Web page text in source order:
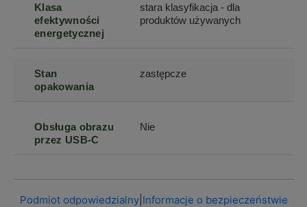
Klasa
efektywności
energetycznej
stara klasyfikacja - dla
produktów używanych
Stan
opakowania
zastępcze
Obsługa obrazu
przez USB-C
Nie
Podmiot odpowiedzialny| Informacje o bezpieczeństwie